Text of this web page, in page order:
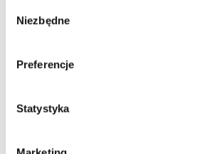
zgody
Niezbędne
Preferencje
Statystyka